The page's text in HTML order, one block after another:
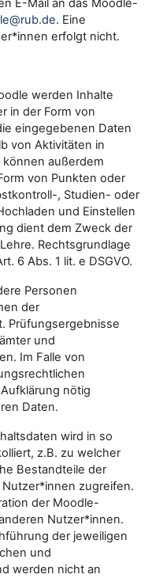
E-Mail an das Moodle-
. Eine
erfolgt nicht.
werden Inhalte
in der Form von
eingegebenen Daten
von Aktivitäten in
außerdem
von Punkten oder
, Studien- oder
und Einstellen
dient dem Zweck der
Rechtsgrundlage
6 Abs. 1 lit. e DSGVO.
Personen
der
Prüfungsergebnisse
und
Im Falle von
nötig
Daten.
wird in so
z.B. zu welcher
Bestandteile der
zugreifen.
der Moodle-
Nutzer*innen.
der jeweiligen
und
werden nicht an